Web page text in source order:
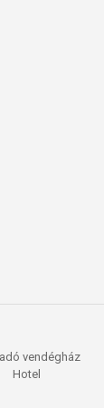
vendégház
Hotel